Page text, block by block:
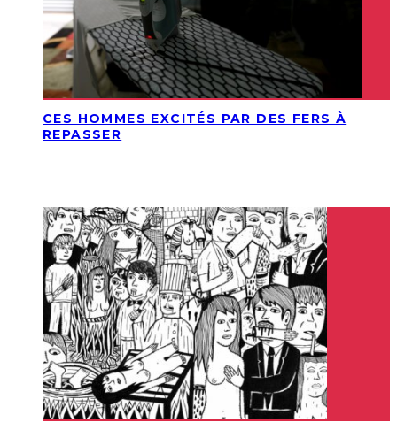
CES HOMMES EXCITÉS PAR DES FERS À
REPASSER